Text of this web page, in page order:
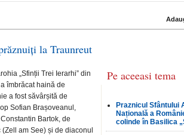
la Traunreut
Pe aceeasi tema
Praznicul Sfântului
Națională a
colinde în Basilica
„Sfinții Trei Ierarhi” din
îmbrăcat haină de
a fost săvârșită de
Sofian Brașoveanul,
Bartok, de
am See) și de diaconul